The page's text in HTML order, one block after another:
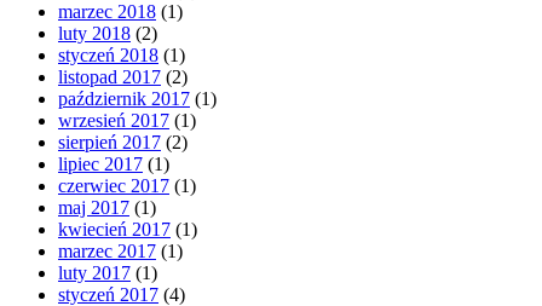
marzec 2018 (1)
luty 2018 (2)
styczeń 2018 (1)
listopad 2017 (2)
październik 2017 (1)
wrzesień 2017 (1)
sierpień 2017 (2)
lipiec 2017 (1)
czerwiec 2017 (1)
maj 2017 (1)
kwiecień 2017 (1)
marzec 2017 (1)
luty 2017 (1)
styczeń 2017 (4)